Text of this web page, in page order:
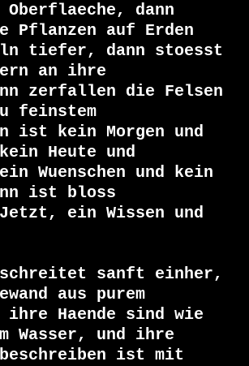
Oberflaeche, dann
Pflanzen auf Erden
tiefer, dann stoesst
an ihre
zerfallen die Felsen
feinstem
ist kein Morgen und
Heute und
Wuenschen und kein
ist bloss
ein Wissen und
sanft einher,
aus purem
ihre Haende sind wie
Wasser, und ihre
ist mit